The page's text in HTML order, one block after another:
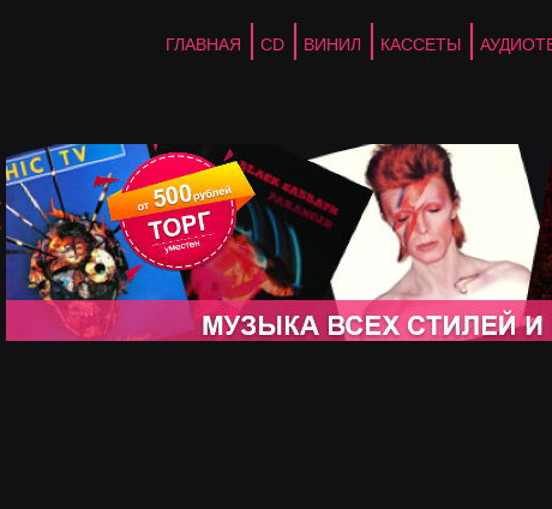
ГЛАВНАЯ CD ВИНИЛ КАССЕТЫ